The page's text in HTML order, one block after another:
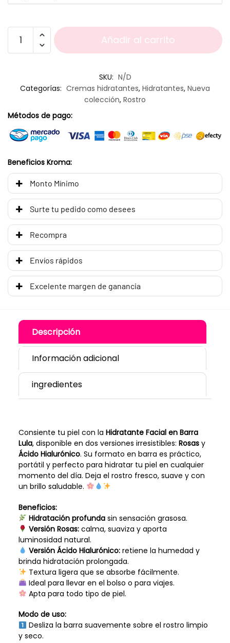
Añadir al carrito
SKU: N/D
Categorías: Cremas hidratantes, Hidratantes, Nueva
colección, Rostro
Métodos de pago:
Beneficios Kroma:
Monto Mínimo
Surte tu pedido como desees
Recompra
Envíos rápidos
Excelente margen de ganancia
Descripción
Información adicional
ingredientes
Consiente tu piel con la Hidratante Facial en Barra
Lula, disponible en dos versiones irresistibles: Rosasy
Ácido Hialurónico. Su formato en barra es práctico,
portátil y perfecto para hidratar tu piel en cualquier
momento del día. Deja el rostro fresco, suave y con
un brillo saludable.
Beneficios:
Hidratación profundasin sensación grasosa.
Versión Rosas:calma, suaviza y aporta
luminosidad natural.
Versión Ácido Hialurónico:retiene la humedad y
brinda hidratación prolongada.
Textura ligera que se absorbe fácilmente.
Ideal para llevar en el bolso o para viajes.
Apta para todo tipo de piel.
Modo de uso:
Desliza la barra suavemente sobre el rostro limpio
y seco.